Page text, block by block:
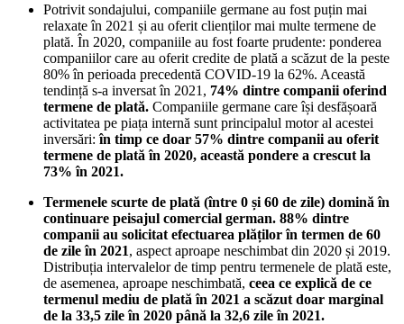
Potrivit sondajului, companiile germane au fost puțin mai
relaxate în 2021 și au oferit clienților mai multe termene de
plată. În 2020, companiile au fost foarte prudente: ponderea
companiilor care au oferit credite de plată a scăzut de la peste
80% în perioada precedentă COVID-19 la 62%. Această
tendință s-a inversat în 2021, 74% dintre companii oferind
termene de plată. Companiile germane care își desfășoară
activitatea pe piața internă sunt principalul motor al acestei
inversări:în timp ce doar 57% dintre companii au oferit
termene de plată în 2020, această pondere a crescut la
73% în 2021.
Termenele scurte de plată (între 0 și 60 de zile) domină în
continuare peisajul comercial german. 88% dintre
companii au solicitat efectuarea plăților în termen de 60
de zile în 2021, aspect aproape neschimbat din 2020 și 2019.
Distribuția intervalelor de timp pentru termenele de plată este,
de asemenea, aproape neschimbată, ceea ce explică de ce
termenul mediu de plată în 2021 a scăzut doar marginal
de la 33,5 zile în 2020 până la 32,6 zile în 2021.